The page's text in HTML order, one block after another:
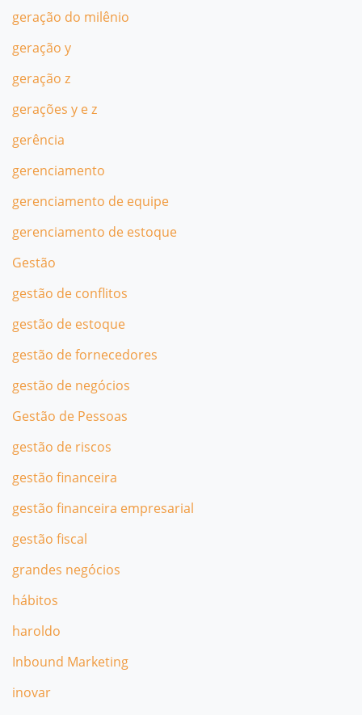
geração do milênio
geração y
geração z
gerações y e z
gerência
gerenciamento
gerenciamento de equipe
gerenciamento de estoque
Gestão
gestão de conflitos
gestão de estoque
gestão de fornecedores
gestão de negócios
Gestão de Pessoas
gestão de riscos
gestão financeira
gestão financeira empresarial
gestão fiscal
grandes negócios
hábitos
haroldo
Inbound Marketing
inovar